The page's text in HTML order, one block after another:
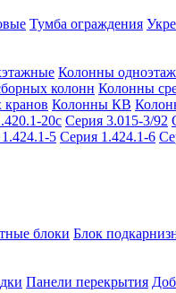
Тумба ограждения
Колонны
колонн Колонны
кранов Колонны КВ
20с Серия 3.015-3/92
5 Серия 1.424.1-6
блоки Блок
Панели перекрытия